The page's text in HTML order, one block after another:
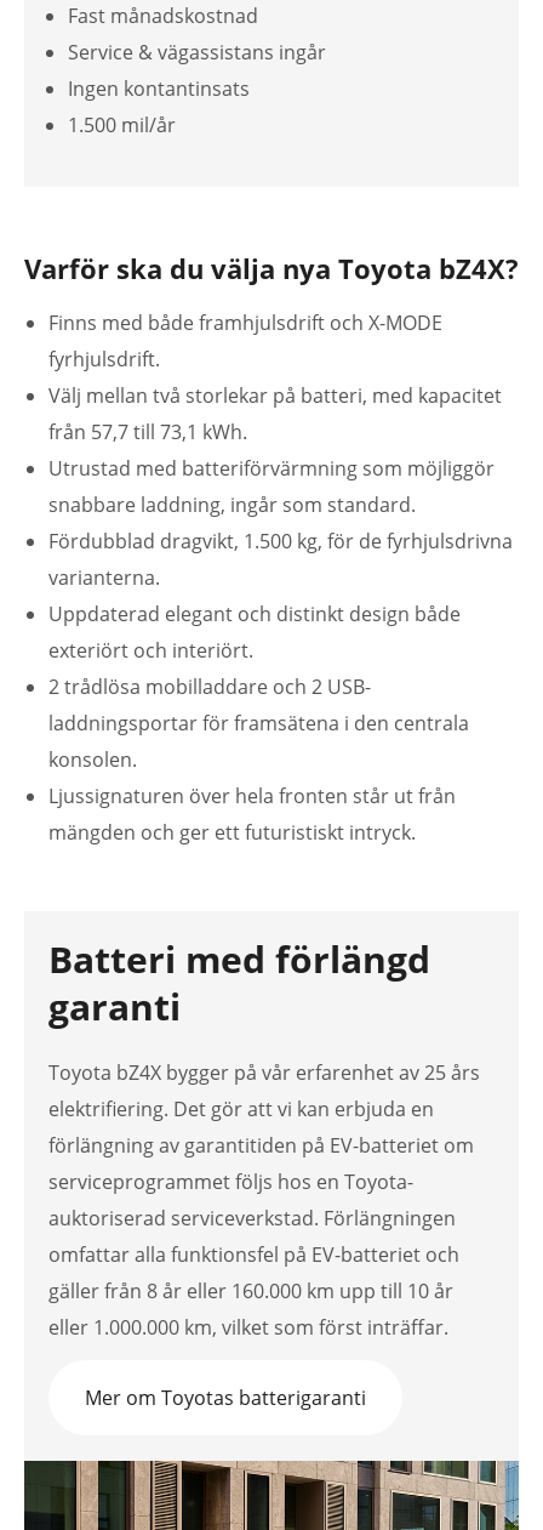
Fast månadskostnad
Service & vägassistans ingår
Ingen kontantinsats
1.500 mil/år
Varför ska du välja nya Toyota bZ4X?
Finns med både framhjulsdrift och X-MODE
fyrhjulsdrift.
Välj mellan två storlekar på batteri, med kapacitet
från 57,7 till 73,1 kWh.
Utrustad med batteriförvärmning som möjliggör
snabbare laddning, ingår som standard.
Fördubblad dragvikt, 1.500 kg, för de fyrhjulsdrivna
varianterna.
Uppdaterad elegant och distinkt design både
exteriört och interiört.
2 trådlösa mobilladdare och 2 USB-
laddningsportar för framsätena i den centrala
konsolen.
Ljussignaturen över hela fronten står ut från
mängden och ger ett futuristiskt intryck.
Batteri med förlängd
garanti
Toyota bZ4X bygger på vår erfarenhet av 25 års
elektrifiering. Det gör att vi kan erbjuda en
förlängning av garantitiden på EV-batteriet om
serviceprogrammet följs hos en Toyota-
auktoriserad serviceverkstad. Förlängningen
omfattar alla funktionsfel på EV-batteriet och
gäller från 8 år eller 160.000 km upp till 10 år
eller 1.000.000 km, vilket som först inträffar.
Mer om Toyotas batterigaranti